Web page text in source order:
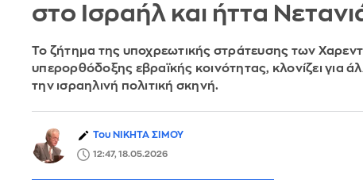
στο Ισραήλ και ήττα
Το ζήτημα της υποχρεωτικής στράτευσης των
υπερορθόδοξης εβραϊκής κοινότητας, κλονίζει για
την ισραηλινή πολιτική σκηνή.
Του ΝΙΚΗΤΑ ΣΙΜΟΥ
12:47, 18.05.2026